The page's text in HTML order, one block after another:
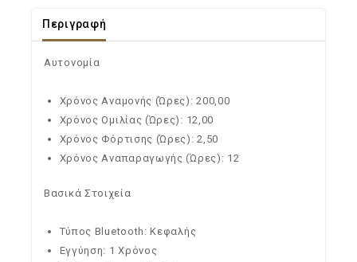
Περιγραφή
Αυτονομία
Χρόνος Αναμονής (Ώρες): 200,00
Χρόνος Ομιλίας (Ώρες): 12,00
Χρόνος Φόρτισης (Ώρες): 2,50
Χρόνος Αναπαραγωγής (Ώρες): 12
Βασικά Στοιχεία
Τύπος Bluetooth: Κεφαλής
Εγγύηση: 1 Χρόνος